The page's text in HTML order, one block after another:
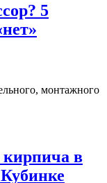
5
монтажного
кирпича в